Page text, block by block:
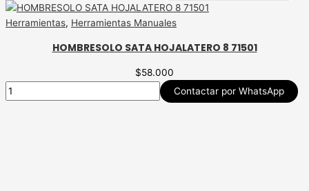
Herramientas, Herramientas Manuales
HOMBRESOLO SATA HOJALATERO 8 71501
$58.000
Contactar por WhatsApp